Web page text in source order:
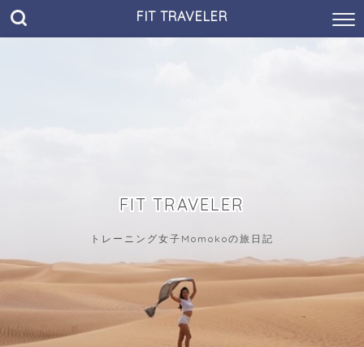
FIT TRAVELER
FIT TRAVELER
トレーニング女子Momokoの旅日記